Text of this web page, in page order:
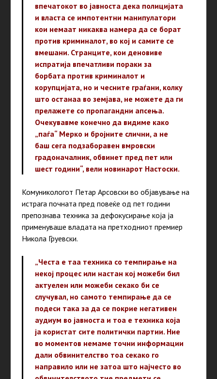
впечатокот во јавноста дека полицијата
и власта се импотентни манипулатори
кои немаат никаква намера да се борат
против криминалот, во кој и самите се
вмешани. Странците, кои деновиве
испратија впечатливи пораки за
борбата против криминалот и
корупцијата, но и чесните граѓани, колку
што останаа во земјава, не можете да ги
прелажете со пропагандни апсења.
Очекувавме конечно да видиме како
„паѓа“ Мерко и бројните слични, а не
баш сега подзаборавен вмровски
градоначалник, обвинет пред пет или
шест години“, вели новинарот Настоски.
Комуникологот Петар Арсовски во објавување на
истрага почната пред повеќе од пет години
препознава техника за дефокусирање која ја
применуваше владата на претходниот премиер
Никола Груевски.
„Честа е таа техника со темпирање на
некој процес или настан кој можеби бил
актуелен или можеби секако би се
случувал, но самото темпирање да се
подеси така за да се покрие негативен
аудиум во јавноста и тоа е техника која
ја користат сите политички партии. Ние
во моментов немаме точни информации
дали обвинителство тоа секако го
направило или не затоа што најчесто во